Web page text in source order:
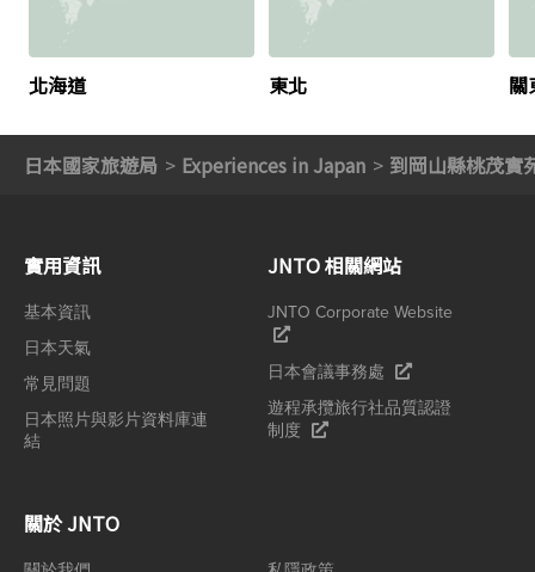
北海道 東北 關
日本國家旅遊局 Experiences in Japan 到岡山縣桃茂實
實用資訊
基本資訊
日本天氣
常見問題
日本照片與影片資料庫連
結
JNTO 相關網站
JNTO Corporate Website
日本會議事務處
遊程承攬旅行社品質認證
制度
關於 JNTO